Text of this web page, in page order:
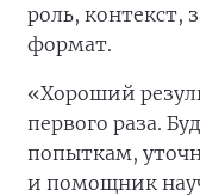
роль, контекст,
формат.
«Хороший
первого раза.
попыткам,
и помощник